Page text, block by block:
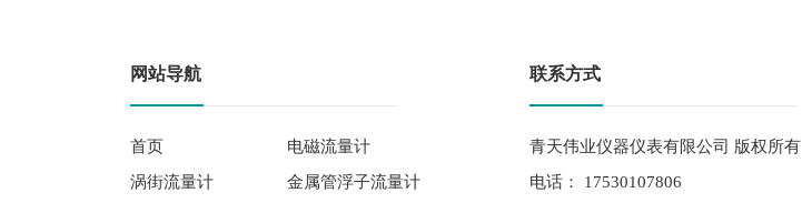
网站导航
首页
电磁流量计
涡街流量计
金属管浮子流量计
联系方式
青天伟业仪器仪表有限公司 版权所有
电话： 17530107806